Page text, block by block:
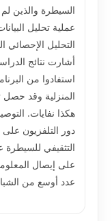
السيطرة والذين
عملية تحليل
التحليل الإحصائي
أشارت نتائج
استفادوا من
المنزلية وقد
هكذا نفايات.
دور التلفزيون
التثقيفي للسيطرة
على إيصال
عدد أوسع من